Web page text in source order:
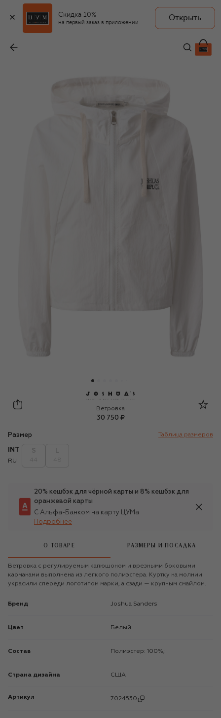
Скидка 10%
на первый заказ в приложении
Открыть
Joshua Sanders
Ветровка
30 750 ₽
Размер Таблица размеров
INT
RU
20% кешбэк для чёрной карты и 8% кешбэк для
оранжевой карты
С Альфа-Банком на карту ЦУМа
Подробнее
О ТОВАРЕ РАЗМЕРЫ И ПОСАДКА
Ветровка с регулируемым капюшоном и врезными боковыми
карманами выполнена из легкого полиэстера. Куртку на молнии
украсили спереди логотипом марки, а сзади — крупным смайлом.
Бренд Joshua Sanders
Цвет Белый
Состав Полиэстер: 100%;
Страна дизайна США
Артикул 7024530